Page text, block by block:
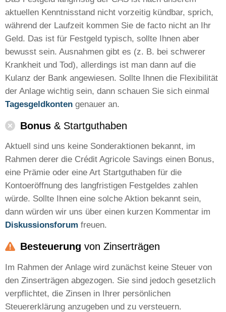
aktuellen Kenntnisstand nicht vorzeitig kündbar, sprich,
während der Laufzeit kommen Sie de facto nicht an Ihr
Geld. Das ist für Festgeld typisch, sollte Ihnen aber
bewusst sein. Ausnahmen gibt es (z. B. bei schwerer
Krankheit und Tod), allerdings ist man dann auf die
Kulanz der Bank angewiesen. Sollte Ihnen die Flexibilität
der Anlage wichtig sein, dann schauen Sie sich einmal
Tagesgeldkonten genauer an.
Bonus & Startguthaben
Aktuell sind uns keine Sonderaktionen bekannt, im
Rahmen derer die Crédit Agricole Savings einen Bonus,
eine Prämie oder eine Art Startguthaben für die
Kontoeröffnung des langfristigen Festgeldes zahlen
würde. Sollte Ihnen eine solche Aktion bekannt sein,
dann würden wir uns über einen kurzen Kommentar im
Diskussionsforum freuen.
Besteuerung von Zinserträgen
Im Rahmen der Anlage wird zunächst keine Steuer von
den Zinserträgen abgezogen. Sie sind jedoch gesetzlich
verpflichtet, die Zinsen in Ihrer persönlichen
Steuererklärung anzugeben und zu versteuern.